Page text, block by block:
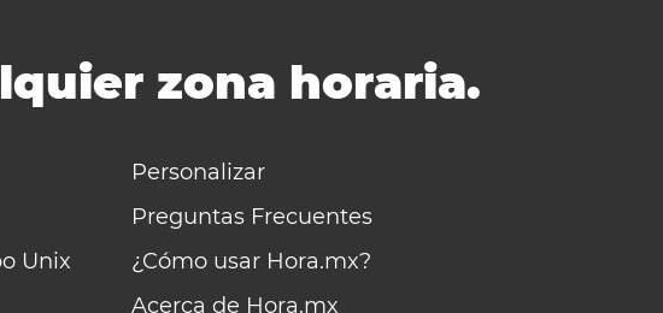
zona horaria.
Unix
Personalizar
Preguntas Frecuentes
¿Cómo usar Hora.mx?
Acerca de Hora.mx